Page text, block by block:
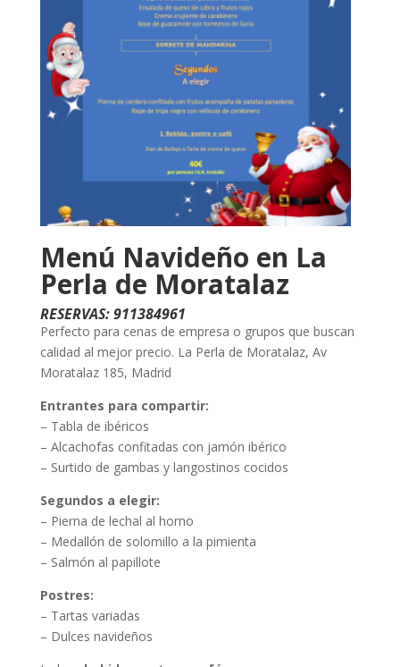
Menú Navideño en La
Perla de Moratalaz
RESERVAS: 911384961
Perfecto para cenas de empresa o grupos que buscan
calidad al mejor precio. La Perla de Moratalaz, Av
Moratalaz 185, Madrid
Entrantes para compartir:
– Tabla de ibéricos
– Alcachofas confitadas con jamón ibérico
– Surtido de gambas y langostinos cocidos
Segundos a elegir:
– Pierna de lechal al horno
– Medallón de solomillo a la pimienta
– Salmón al papillote
Postres:
– Tartas variadas
– Dulces navideños